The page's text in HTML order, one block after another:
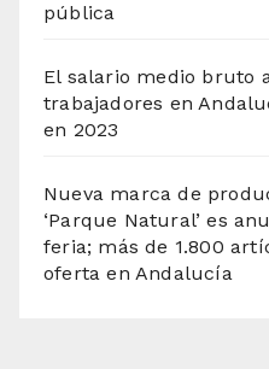
pública
El salario medio bruto
trabajadores en
en 2023
Nueva marca de
‘Parque Natural’ es
feria; más de 1.800
oferta en Andalucía